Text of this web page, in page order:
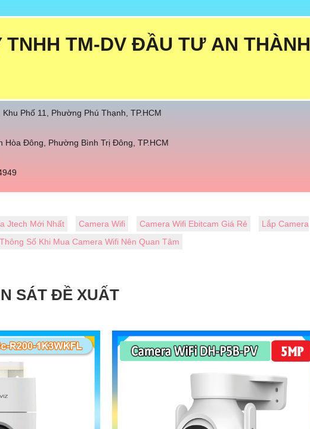
TNHH TM-DV ĐẦU TƯ AN THÀNH
Phố 11, Phường Phú Thạnh, TP.HCM
Hòa Đông, Phường Bình Trị Đông, TP.HCM
Jtech Mới Nhất Camera Wifi Camera Wifi Ebitcam Giá Rẻ
Lắp Camera
Thông Số Khi Mua Camera Wifi Nên Quan Tâm
SÁT ĐỀ XUẤT